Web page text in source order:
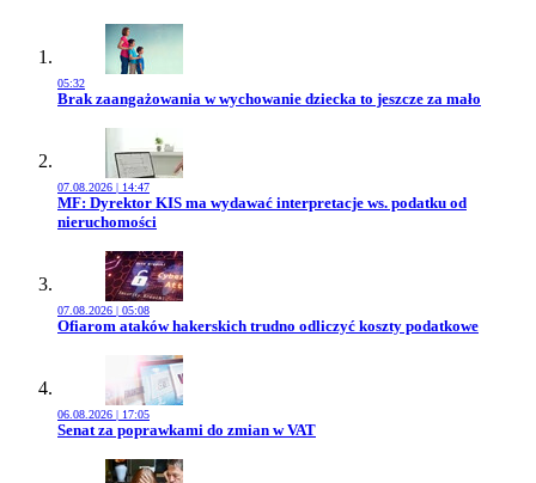
05:32
Przejdź do artykułu:
Brak zaangażowania w wychowanie dziecka to jeszcze za mało
07.08.2026 | 14:47
Przejdź do artykułu:
MF: Dyrektor KIS ma wydawać interpretacje ws. podatku od
nieruchomości
07.08.2026 | 05:08
Przejdź do artykułu:
Ofiarom ataków hakerskich trudno odliczyć koszty podatkowe
06.08.2026 | 17:05
Przejdź do artykułu:
Senat za poprawkami do zmian w VAT